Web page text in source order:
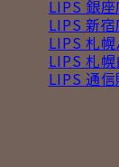
LIPS 銀座
LIPS 新宿
LIPS 札
LIPS 札
LIPS 通